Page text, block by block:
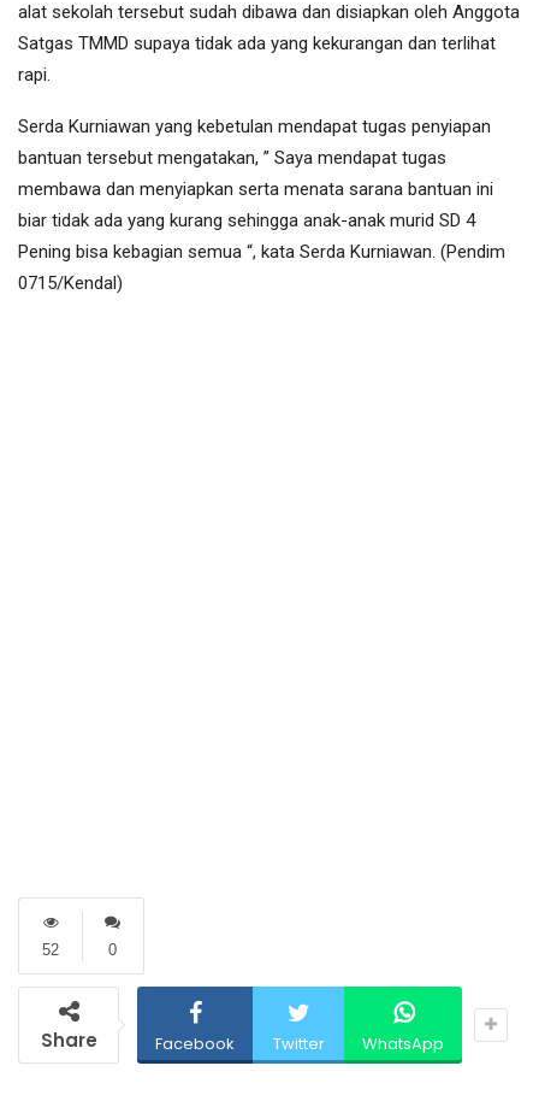
alat sekolah tersebut sudah dibawa dan disiapkan oleh Anggota
Satgas TMMD supaya tidak ada yang kekurangan dan terlihat
rapi.
Serda Kurniawan yang kebetulan mendapat tugas penyiapan
bantuan tersebut mengatakan, ” Saya mendapat tugas
membawa dan menyiapkan serta menata sarana bantuan ini
biar tidak ada yang kurang sehingga anak-anak murid SD 4
Pening bisa kebagian semua “, kata Serda Kurniawan. (Pendim
0715/Kendal)
0
52
Share Facebook Twitter WhatsApp